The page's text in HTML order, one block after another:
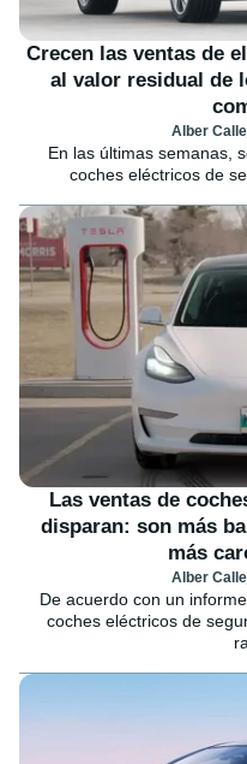
Crecen las ventas de
al valor residual de
Alber
En las últimas semanas,
coches eléctricos de
Las ventas de
disparan: son más
más
Alber
De acuerdo con un
coches eléctricos de